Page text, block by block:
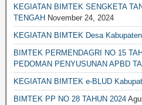
BIMTEK PERPAJAKAN
BIMTEK PERTANAHAN
BIMTEK LEGAL DRAFTING
BIMTEK RKPD
BIMTEK RPJPD RPJMD
BIMTEK SATPOL PP
KEGIATAN BIMTEK SENGKETA
TENGAH November 24, 2024
KEGIATAN BIMTEK Desa
BIMTEK PERMENDAGRI NO 15
PEDOMAN PENYUSUNAN APBD
KEGIATAN BIMTEK e-BLUD
BIMTEK PP NO 28 TAHUN 2024